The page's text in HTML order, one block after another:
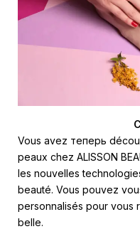
Vous avez теперь
peaux chez ALISSON
les nouvelles
beauté. Vous pouvez
personnalisés pour vous
belle.